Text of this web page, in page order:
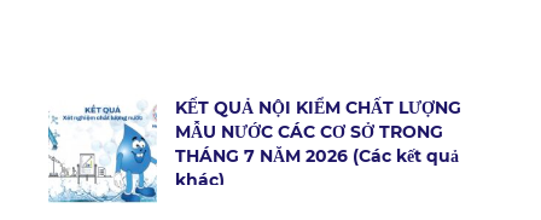
KẾT QUẢ NỘI KIỂM CHẤT LƯỢNG
MẪU NƯỚC CÁC CƠ SỞ TRONG
THÁNG 7 NĂM 2026 (Các kết quả
khác)